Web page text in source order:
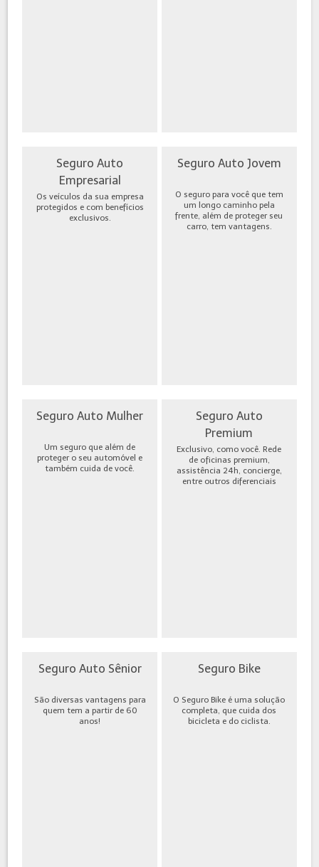
Seguro Auto
Empresarial
Os veículos da sua empresa
protegidos e com benefícios
exclusivos.
Seguro Auto Jovem
O seguro para você que tem
um longo caminho pela
frente, além de proteger seu
carro, tem vantagens.
Seguro Auto Mulher
Um seguro que além de
proteger o seu automóvel e
também cuida de você.
Seguro Auto
Premium
Exclusivo, como você. Rede
de oficinas premium,
assistência 24h, concierge,
entre outros diferenciais
Seguro Auto Sênior
São diversas vantagens para
quem tem a partir de 60
anos!
Seguro Bike
O Seguro Bike é uma solução
completa, que cuida dos
bicicleta e do ciclista.